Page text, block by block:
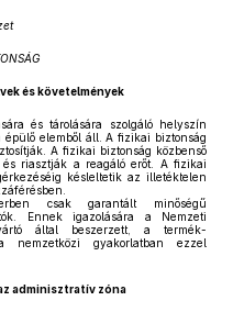
és követelmények
és tárolására szolgáló helyszín
elemből áll. A fizikai biztonság
A fizikai biztonság közbenső
riasztják a reagáló erőt. A fizikai
késleltetik az illetéktelen
csak garantált minőségű
Ennek igazolására a Nemzeti
által beszerzett, a termék-
nemzetközi gyakorlatban ezzel
adminisztratív zóna